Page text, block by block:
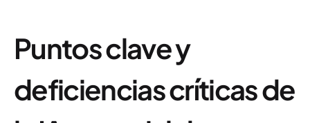
Puntos clave y
deficiencias críticas de